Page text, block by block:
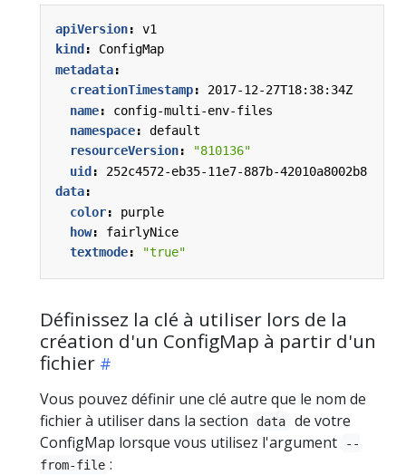
apiVersion:
v1
kind :
ConfigMap
metadata:
creationTimestamp:
2017-12-27T18:38:34Z
name:
config-multi-env-files
namespace:
default
resourceVersion:
"810136"
uid :
252c4572-eb35-11e7-887b-42010a8002b8
data:
color:
purple
how:
fairlyNice
textmode: "true"
Définissez la clé à utiliser lors de la
création d'un ConfigMap à partir d'un
fichier
Vous pouvez définir une clé autre que le nom de
fichier à utiliser dans la section
data
de votre
ConfigMap lorsque vous utilisez l'argument
--
from-file :